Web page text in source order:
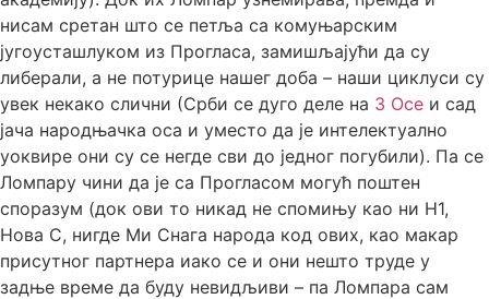
нисам сретан што се петља са комуњарским
југоусташлуком из Прогласа, замишљајући да су
либерали, а не потурице нашег доба – наши циклуси су
увек некако слични (Срби се дуго деле на 3 Осе и сад
јача народњачка оса и уместо да је интелектуално
уоквире они су се негде сви до једног погубили). Па се
Ломпару чини да је са Прогласом могућ поштен
споразум (док ови то никад не спомињу као ни Н1,
Нова С, нигде Ми Снага народа код ових, као макар
присутног партнера иако се и они нешто труде у
задње време да буду невидљиви – па Ломпара сам